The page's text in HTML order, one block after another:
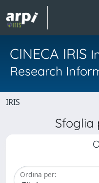
CINECA IRIS
Research
IRIS
Sfoglia
Ordina per: